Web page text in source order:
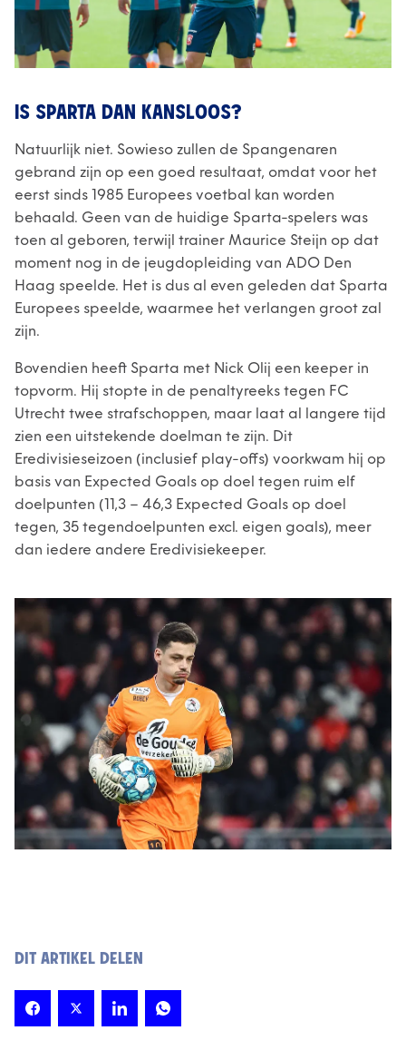
IS SPARTA DAN KANSLOOS?
Natuurlijk niet. Sowieso zullen de Spangenaren
gebrand zijn op een goed resultaat, omdat voor het
eerst sinds 1985 Europees voetbal kan worden
behaald. Geen van de huidige Sparta-spelers was
toen al geboren, terwijl trainer Maurice Steijn op dat
moment nog in de jeugdopleiding van ADO Den
Haag speelde. Het is dus al even geleden dat Sparta
Europees speelde, waarmee het verlangen groot zal
zijn.
Bovendien heeft Sparta met Nick Olij een keeper in
topvorm. Hij stopte in de penaltyreeks tegen FC
Utrecht twee strafschoppen, maar laat al langere tijd
zien een uitstekende doelman te zijn. Dit
Eredivisieseizoen (inclusief play-offs) voorkwam hij op
basis van Expected Goals op doel tegen ruim elf
doelpunten (11,3 – 46,3 Expected Goals op doel
tegen, 35 tegendoelpunten excl. eigen goals), meer
dan iedere andere Eredivisiekeeper.
DIT ARTIKEL DELEN